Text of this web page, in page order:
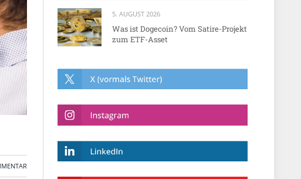
5. AUGUST 2026
Was ist Dogecoin? Vom Satire-Projekt
zum ETF-Asset